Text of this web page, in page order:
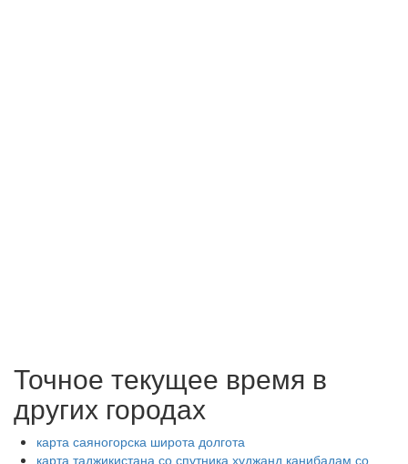
Точное текущее время в
других городах
карта саяногорска широта долгота
карта таджикистана со спутника худжанд канибадам со